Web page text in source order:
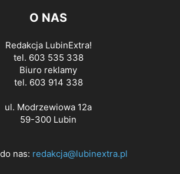
O NAS
Redakcja LubinExtra!
tel. 603 535 338
Biuro reklamy
tel. 603 914 338
ul. Modrzewiowa 12a
59-300 Lubin
nas: redakcja@lubinextra.pl